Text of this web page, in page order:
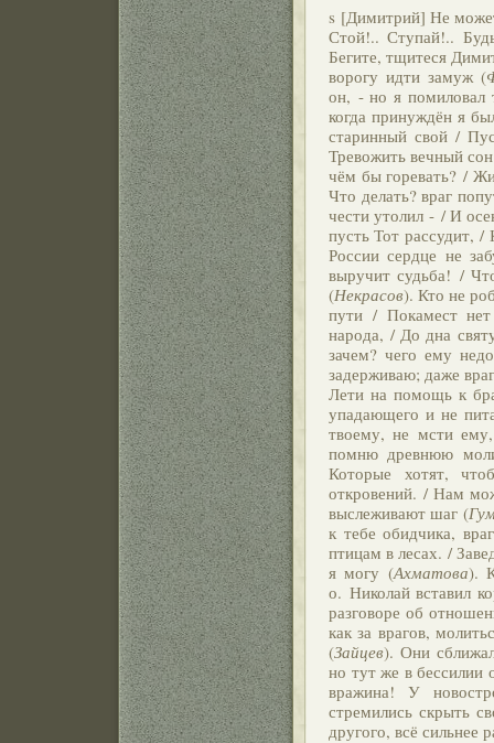
s [Димитрий] Не
Стой!.. Ступай!..
Бегите, тщитеся
ворогу идти замуж (
он, - но я помиловал
когда принуждён я
старинный свой /
Тревожить вечный
чём бы горевать? /
Что делать? враг
чести утолил - / И
пусть Тот рассудит,
России сердце не
выручит судьба! /
(Некрасов). Кто не
пути / Покамест
народа, / До дна
зачем? чего ему
задерживаю; даже
Лети на помощь к
упадающего и не
твоему, не мсти
помню древнюю
Которые хотят,
откровений. / Нам
выслеживают шаг (
к тебе обидчика,
птицам в лесах. /
я могу (Ахматова).
о. Николай вставил
разговоре об
как за врагов,
(Зайцев). Они
но тут же в бессилии
вражина! У
стремились скрыть
другого, всё сильнее